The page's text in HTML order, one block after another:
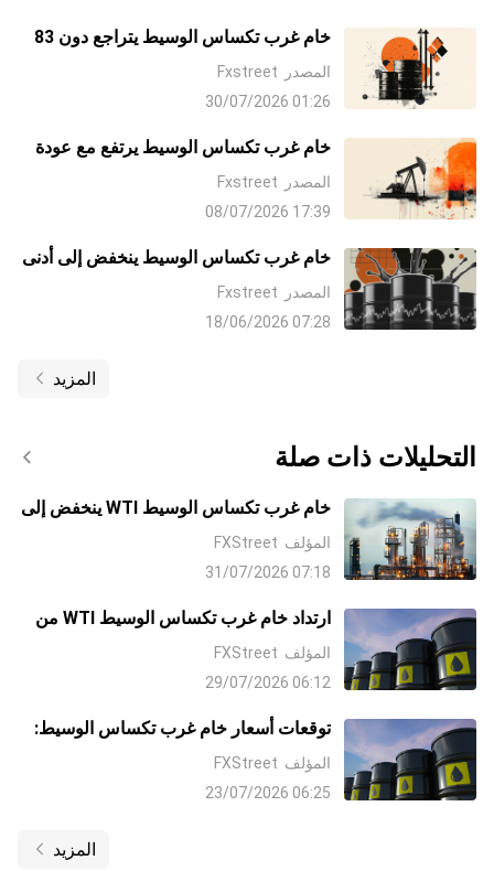
خام غرب تكساس الوسيط يتراجع دون 83
دولارا رغم الأعمال العدائية في الشرق
الأوسط
المصدر
Fxstreet
01:26 30/07/2026
خام غرب تكساس الوسيط يرتفع مع عودة
مخاوف تعطل الإمدادات إلى أسواق النفط
المصدر
Fxstreet
17:39 08/07/2026
خام غرب تكساس الوسيط ينخفض إلى أدنى
آمال السلام في الشرق الأوسط
المصدر
Fxstreet
07:28 18/06/2026
المزيد
التحليلات ذات صلة
خام غرب تكساس الوسيط WTI ينخفض إلى
عمليات جني الأرباح، وزيادة حركة المرور
المؤلف FXStreet
07:18 31/07/2026
ارتداد خام غرب تكساس الوسيط WTI من
أدنى مستوى في أسبوعين، مع عودة قوية
المؤلف FXStreet
06:12 29/07/2026
توقعات أسعار خام غرب تكساس الوسيط:
87.50 دولار، بينما لا يزال التحيز الهبوطي
المؤلف FXStreet
06:25 23/07/2026
المزيد